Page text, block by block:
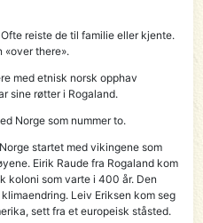
reiste de til familie eller kjente.
there».
med etnisk norsk opphav
sine røtter i Rogaland.
Norge som nummer to.
startet med vikingene som
Eirik Raude fra Rogaland kom
koloni som varte i 400 år. Den
Leiv Eriksen kom seg
sett fra et europeisk ståsted.